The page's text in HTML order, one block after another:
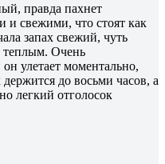
правда пахнет
свежими, что стоят как
запах свежий, чуть
теплым. Очень
улетает моментально,
до восьми часов, а
легкий отголосок